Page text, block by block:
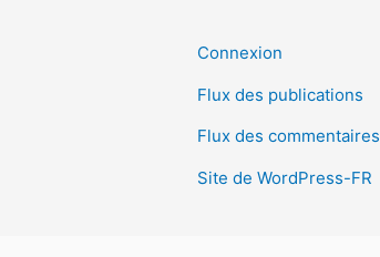
Connexion
Flux des publications
Flux des commentaires
Site de WordPress-FR